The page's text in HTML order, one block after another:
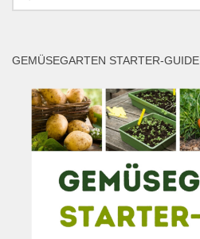
nach:
GEMÜSEGARTEN STARTER-GUIDE